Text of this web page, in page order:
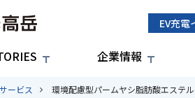
EV充電
企業情報
ービス 環境配慮型パームヤシ脂肪酸エステ